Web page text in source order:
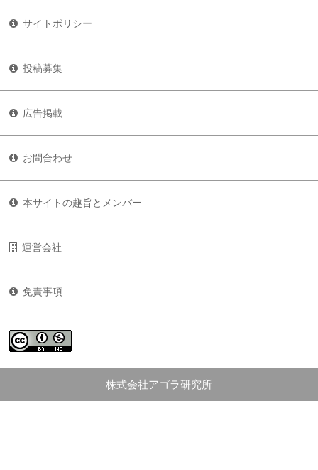
サイトポリシー
投稿募集
広告掲載
お問合わせ
本サイトの趣旨とメンバー
運営会社
免責事項
株式会社アゴラ研究所